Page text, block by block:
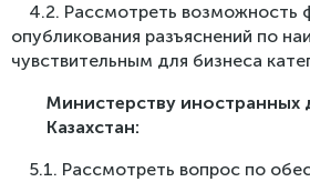
4.2. Рассмотреть возможность
опубликования разъяснений по
чувствительным для бизнеса
Министерству иностранных
Казахстан:
5.1. Рассмотреть вопрос по